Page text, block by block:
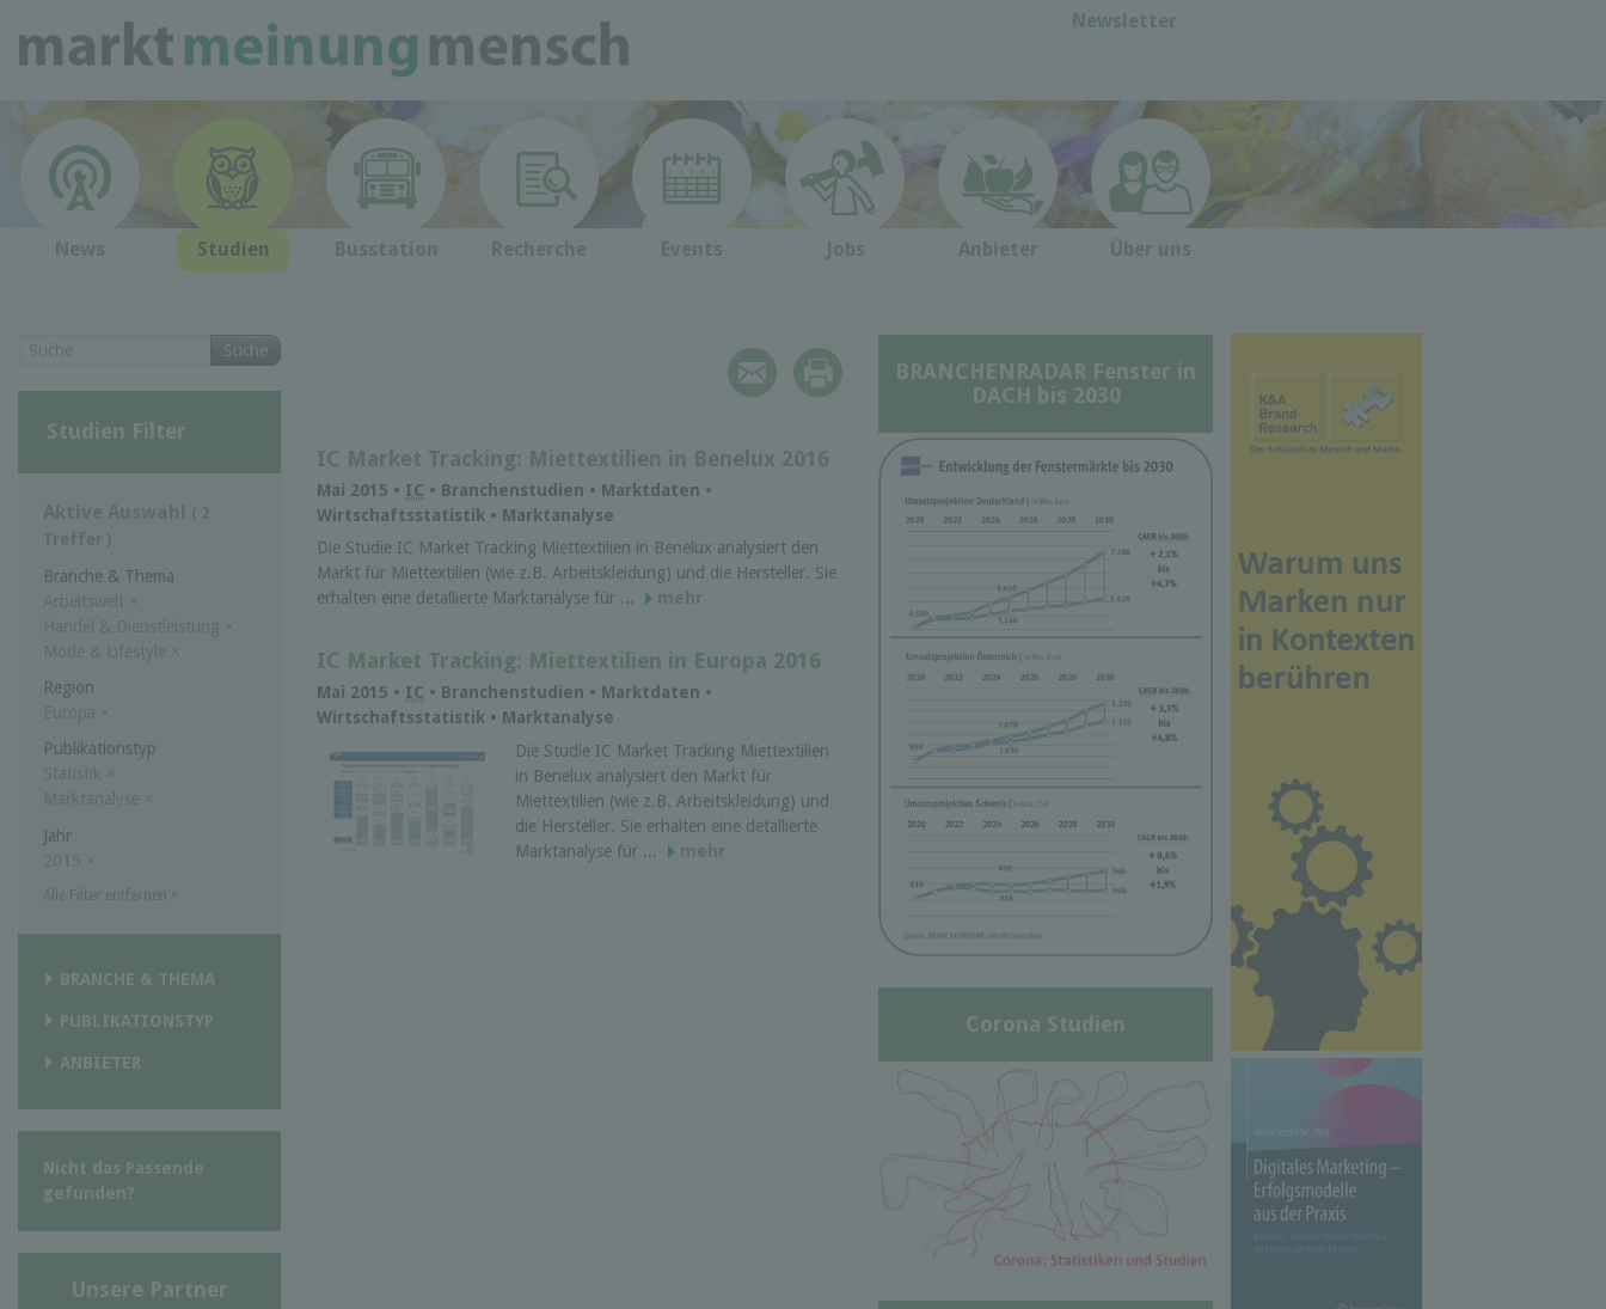
Newsletter
News Studien Busstation Recherche Events Jobs Anbieter Über uns
IC Market Tracking: Miettextilien in Benelux 2016
Mai 2015 • IC • Branchenstudien • Marktdaten •
Wirtschaftsstatistik • Marktanalyse
Die Studie IC Market Tracking Miettextilien in Benelux analysiert den
Markt für Miettextilien (wie z.B. Arbeitskleidung) und die Hersteller. Sie
erhalten eine detallierte Marktanalyse für ...
mehr
IC Market Tracking: Miettextilien in Europa 2016
Mai 2015 • IC • Branchenstudien • Marktdaten •
Wirtschaftsstatistik • Marktanalyse
Die Studie IC Market Tracking Miettextilien
in Benelux analysiert den Markt für
Miettextilien (wie z.B. Arbeitskleidung) und
die Hersteller. Sie erhalten eine detallierte
Marktanalyse für ...
mehr
Suche
Studien Filter
Aktive Auswahl ( 2
Treffer )
Branche & Thema
Arbeitswelt ×
Handel & Dienstleistung ×
Mode & Lifestyle ×
Region
Europa ×
Publikationstyp
Statistik ×
Marktanalyse ×
Jahr
2015 ×
BRANCHE & THEMA
PUBLIKATIONSTYP
ANBIETER
Nicht das Passende
gefunden?
Unsere Partner
BRANCHENRADAR Fenster in
DACH bis 2030
Corona Studien